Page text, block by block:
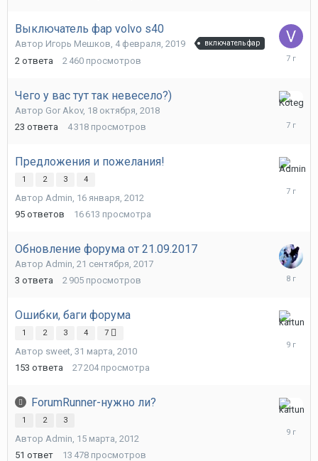
Выключатель фар volvo s40
Автор Игорь Мешков, 4 февраля, 2019 включатель фар
2 ответа 2 460 просмотров
Чего у вас тут так невесело?)
Автор Gor Akov, 18 октября, 2018
23 ответа 4 318 просмотров
20
января,
Предложения и пожелания!
1 2 3 4
Автор Admin 16 января, 2012
95 ответов 16 613 просмотра
11
января,
Обновление форума от 21.09.2017
Автор Admin 21 сентября, 2017
3 ответа 2 905 просмотров
24
Ошибки, баги форума
1 2 3 4 7
Автор sweet 31 марта, 2010
153 ответа 27 204 просмотра
19
июля,
ForumRunner-нужно ли?
1 2 3
Автор Admin 15 марта, 2012
51 ответ 13 478 просмотров
15
июля,